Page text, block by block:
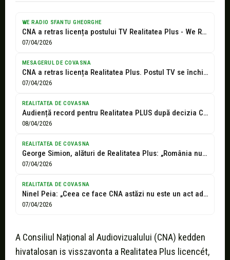
WE RADIO SFANTU GHEORGHE
CNA a retras licența postului TV Realitatea Plus - We Radio Sfântu...
07/04/2026
MESAGERUL DE COVASNA
CNA a retras licența Realitatea Plus. Postul TV se închide / Reacția...
07/04/2026
REALITATEA DE COVASNA
Audiență record pentru Realitatea PLUS după decizia CNA: Rămânem alături de voi
08/04/2026
REALITATEA DE COVASNA
George Simion, alături de Realitatea Plus: „România nu mai este un stat...
07/04/2026
REALITATEA DE COVASNA
Ninel Peia: „Ceea ce face CNA astăzi nu este un act administrativ....
07/04/2026
A Consiliul Național al Audiovizualului (CNA) kedden
hivatalosan is visszavonta a Realitatea Plus licencét,